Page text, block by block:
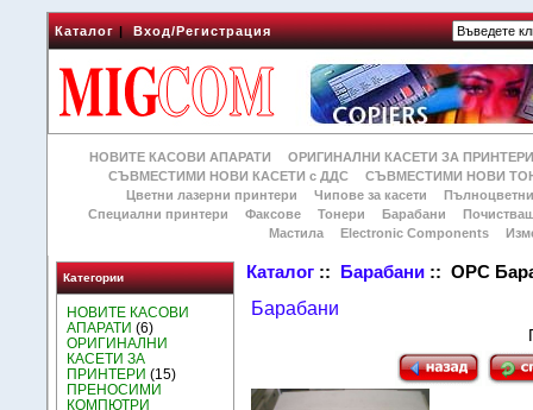
Каталог|Вход/Регистрация
НОВИТЕ КАСОВИ АПАРАТИ
ОРИГИНАЛНИ КАСЕТИ ЗА
СЪВМЕСТИМИ НОВИ КАСЕТИ с ДДС
СЪВМЕСТИМИ НОВИ
Цветни лазерни принтери
Чипове за касети
Специални принтери
Факсове Тонери Барабани
Мастила
Electronic Components
Категории
НОВИТЕ КАСОВИ
АПАРАТИ (6)
ОРИГИНАЛНИ
КАСЕТИ ЗА
ПРИНТЕРИ (15)
ПРЕНОСИМИ
КОМПЮТРИ
Каталог :: Барабани :: OPC
Барабани